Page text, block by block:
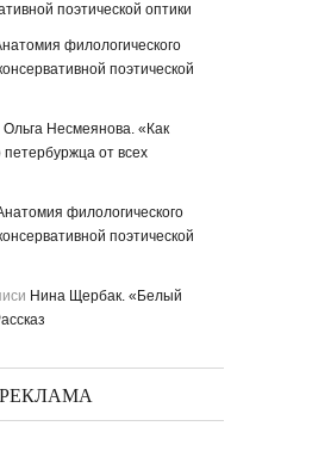
поэтической оптики
филологического
поэтической
Ольга Несмеянова. «Как
петербуржца от всех
филологического
поэтической
Нина Щербак. «Белый
РЕКЛАМА